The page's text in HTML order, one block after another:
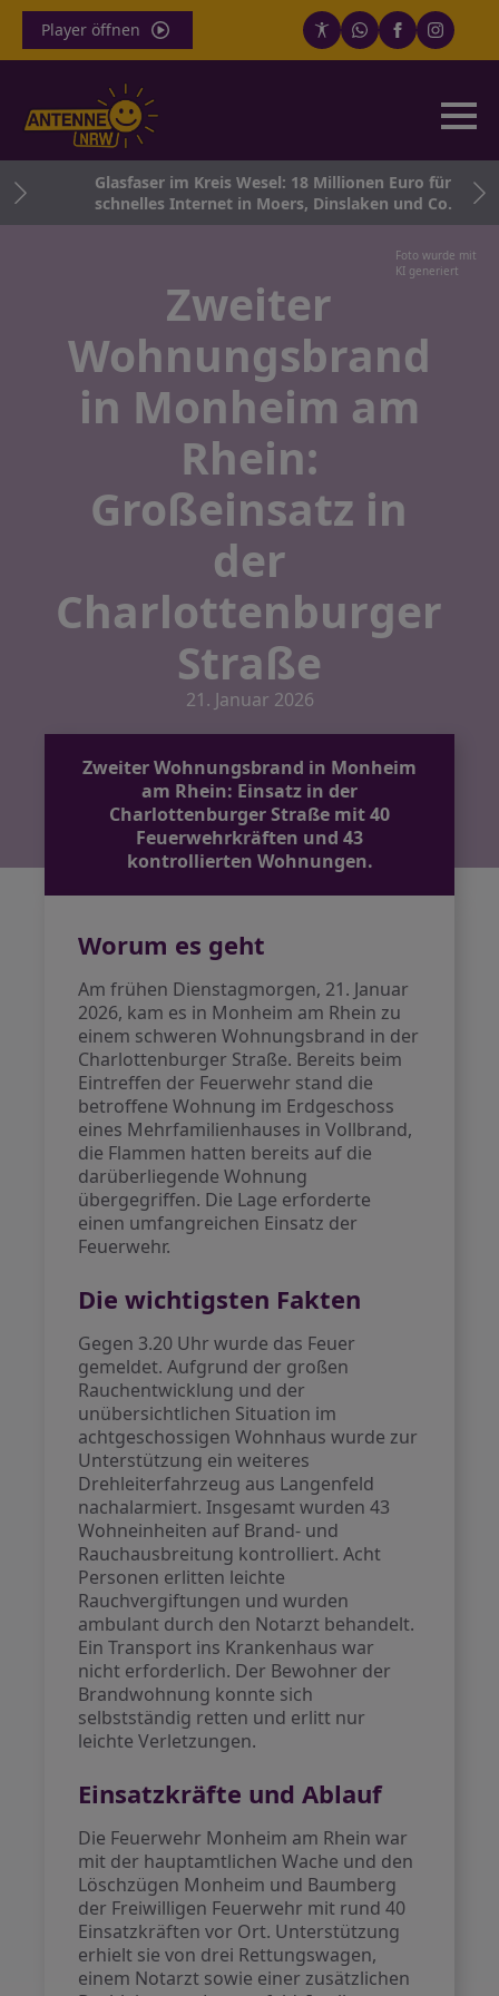
Player öffnen
Glasfaser im Kreis Wesel: 18 Millionen Euro für
schnelles Internet in Moers, Dinslaken und Co.
Foto wurde mit
KI generiert
Zweiter
Wohnungsbrand
in Monheim am
Rhein:
Großeinsatz in
der
Charlottenburger
Straße
21. Januar 2026
Zweiter Wohnungsbrand in Monheim
am Rhein: Einsatz in der
Charlottenburger Straße mit 40
Feuerwehrkräften und 43
kontrollierten Wohnungen.
Worum es geht
Am frühen Dienstagmorgen, 21. Januar
2026, kam es in Monheim am Rhein zu
einem schweren Wohnungsbrand in der
Charlottenburger Straße. Bereits beim
Eintreffen der Feuerwehr stand die
betroffene Wohnung im Erdgeschoss
eines Mehrfamilienhauses in Vollbrand,
die Flammen hatten bereits auf die
darüberliegende Wohnung
übergegriffen. Die Lage erforderte
einen umfangreichen Einsatz der
Feuerwehr.
Die wichtigsten Fakten
Gegen 3.20 Uhr wurde das Feuer
gemeldet. Aufgrund der großen
Rauchentwicklung und der
unübersichtlichen Situation im
achtgeschossigen Wohnhaus wurde zur
Unterstützung ein weiteres
Drehleiterfahrzeug aus Langenfeld
nachalarmiert. Insgesamt wurden 43
Wohneinheiten auf Brand- und
Rauchausbreitung kontrolliert. Acht
Personen erlitten leichte
Rauchvergiftungen und wurden
ambulant durch den Notarzt behandelt.
Ein Transport ins Krankenhaus war
nicht erforderlich. Der Bewohner der
Brandwohnung konnte sich
selbstständig retten und erlitt nur
leichte Verletzungen.
Einsatzkräfte und Ablauf
Die Feuerwehr Monheim am Rhein war
mit der hauptamtlichen Wache und den
Löschzügen Monheim und Baumberg
der Freiwilligen Feuerwehr mit rund 40
Einsatzkräften vor Ort. Unterstützung
erhielt sie von drei Rettungswagen,
einem Notarzt sowie einer zusätzlichen